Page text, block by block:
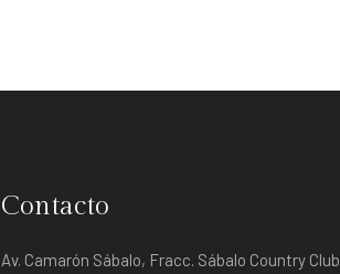
Contacto
Av. Camarón Sábalo, Fracc. Sábalo Country Club